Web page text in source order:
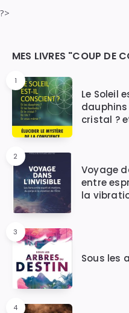
?>
Widgets
MES LIVRES "COUP DE
1
Le Soleil
dauphins
cristal ?
2
Voyage
entre
la
3
Sous les
4